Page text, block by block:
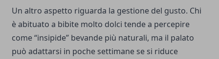
Un altro aspetto riguarda la gestione del gusto. Chi
è abituato a bibite molto dolci tende a percepire
come “insipide” bevande più naturali, ma il palato
può adattarsi in poche settimane se si riduce